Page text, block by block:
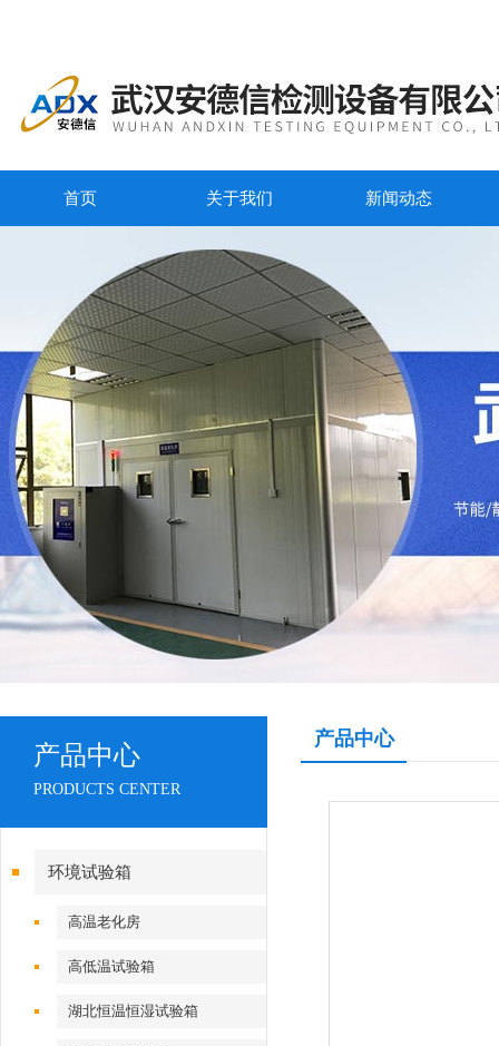
首页 关于我们 新闻动态
产品中心
PRODUCTS CENTER
环境试验箱
高温老化房
高低温试验箱
湖北恒温恒湿试验箱
产品中心